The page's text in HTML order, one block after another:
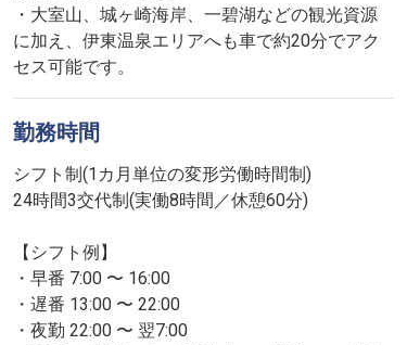
・大室山、城ヶ崎海岸、一碧湖などの観光資源
に加え、伊東温泉エリアへも車で約20分でアク
セス可能です。
勤務時間
シフト制(1カ月単位の変形労働時間制)
24時間3交代制(実働8時間／休憩60分)
【シフト例】
・早番 7:00 〜 16:00
・遅番 13:00 〜 22:00
・夜勤 22:00 〜 翌7:00